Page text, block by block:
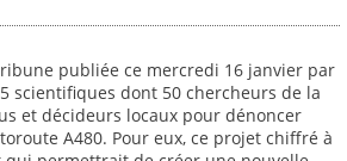
publiée ce mercredi 16 janvier par
scientifiques dont 50 chercheurs de la
et décideurs locaux pour dénoncer
A480. Pour eux, ce projet chiffré à